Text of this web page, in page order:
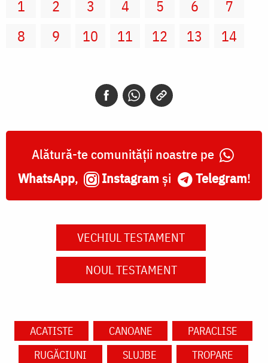
1 2 3 4 5 6
7
8
9 10 11 12 13 14
Alătură-te comunității noastre pe
WhatsApp, Instagram și Telegram!
VECHIUL TESTAMENT
NOUL TESTAMENT
ACATISTE CANOANE
PARACLISE
RUGĂCIUNI
SLUJBE
TROPARE